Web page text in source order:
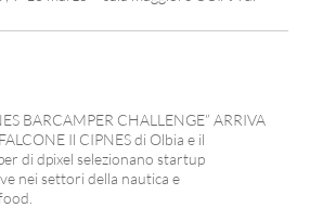
BARCAMPER CHALLENGE” ARRIVA
Il CIPNES di Olbia e il
di dpixel selezionano startup
nei settori della nautica e